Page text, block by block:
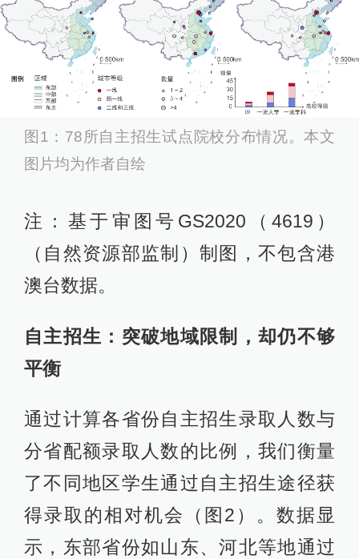
图1：78所自主招生试点院校分布情况。本文
图片均为作者自绘
注：基于审图号GS2020（4619）
（自然资源部监制）制图，不包含港
澳台数据。
自主招生：突破地域限制，却仍不够
平衡
通过计算各省份自主招生录取人数与
分省配额录取人数的比例，我们衡量
了不同地区学生通过自主招生途径获
得录取的相对机会（图2）。数据显
示，东部省份如山东、河北等地通过